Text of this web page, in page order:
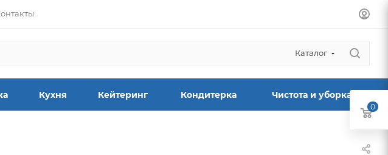
Каталог
Кухня Кейтеринг Кондитерка Чистота и уборка
0